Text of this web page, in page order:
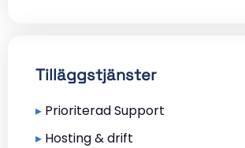
Tilläggstjänster
▸ Prioriterad Support
▸ Hosting & drift